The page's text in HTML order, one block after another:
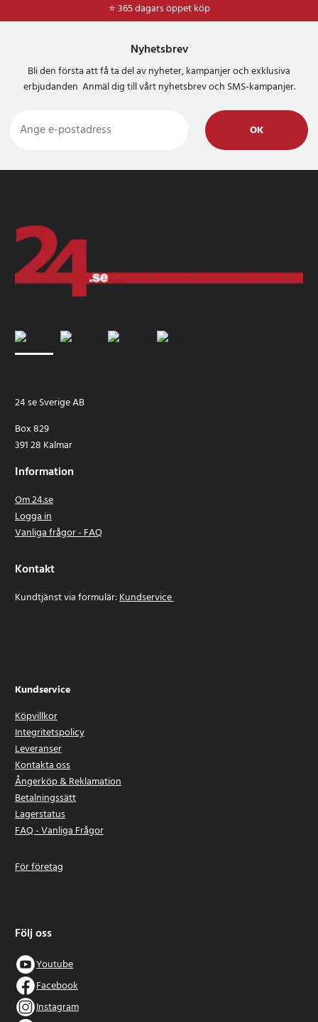
⭐ 365 dagars öppet köp
Nyhetsbrev
Bli den första att få ta del av nyheter, kampanjer och exklusiva
erbjudanden Anmäl dig till vårt nyhetsbrev och SMS-kampanjer.
OK
24 se Sverige AB
Box 829
391 28 Kalmar
Information
Om 24.se
Logga in
Vanliga frågor - FAQ
Kontakt
Kundtjänst via formulär:Kundservice
Kundservice
Köpvillkor
Integritetspolicy
Leveranser
Kontakta oss
Ångerköp & Reklamation
Betalningssätt
Lagerstatus
FAQ - Vanliga Frågor
För företag
Följ oss
Youtube
Facebook
Instagram